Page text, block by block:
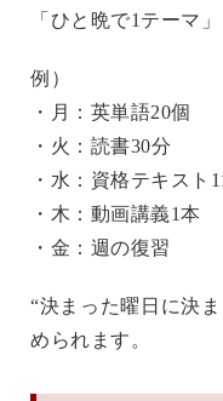
「ひと晩で1テーマ」
例）
・月：英単語20個
・火：読書30分
・水：資格テキスト
・木：動画講義1本
・金：週の復習
“決まった曜日に決
められます。